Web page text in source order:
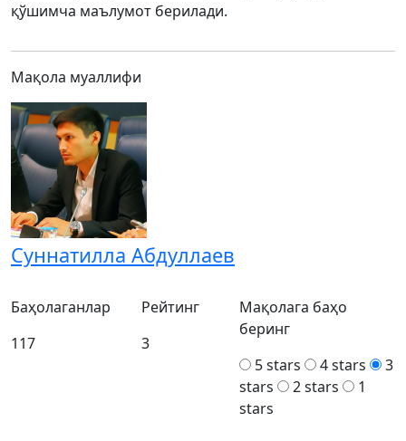
қўшимча маълумот берилади.
Мақола муаллифи
Суннатилла Абдуллаев
Баҳолаганлар
117
Рейтинг
3
Мақолага баҳо
беринг
5 stars
4 stars
3
stars
2 stars
1
stars